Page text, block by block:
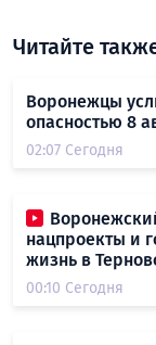
Читайте
Воронежцы
опасностью 8
02:07 Сегодня
нацпроекты и
жизнь в
00:10 Сегодня